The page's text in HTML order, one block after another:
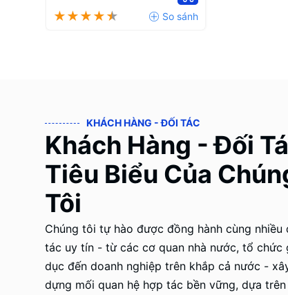
KHÁCH HÀNG - ĐỐI TÁC
Khách Hàng - Đối
Tiêu Biểu Của
Tôi
Chúng tôi tự hào được đồng hành cùng nhiều
tác uy tín - từ các cơ quan nhà nước, tổ chức
dục đến doanh nghiệp trên khắp cả nước -
dựng mối quan hệ hợp tác bền vững, dựa trên